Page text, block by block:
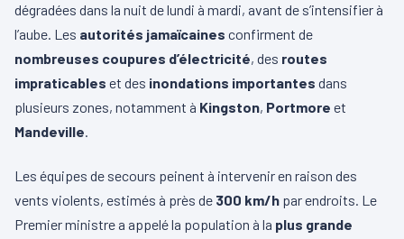
dégradées dans la nuit de lundi à mardi, avant de s’intensifier à
l’aube. Les autorités jamaïcaines confirment de
nombreuses coupures d’électricité, des routes
impraticables et des inondations importantes dans
plusieurs zones, notamment à Kingston, Portmore et
Mandeville.
Les équipes de secours peinent à intervenir en raison des
vents violents, estimés à près de 300 km/h par endroits. Le
Premier ministre a appelé la population à la plus grande